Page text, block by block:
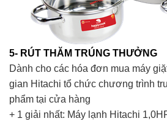
5- RÚT THĂM TRÚNG THƯỞNG
Dành cho các hóa đơn mua máy
gian Hitachi tổ chức chương trình
phẩm tại cửa hàng
+ 1 giải nhất: Máy lạnh Hitachi